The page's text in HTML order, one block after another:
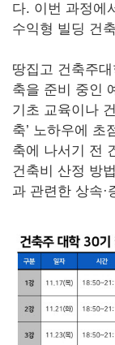
다. 이번 과정에
수익형 빌딩 건
땅집고 건축주
축을 준비 중인
기초 교육이나
축’ 노하우에 초
축에 나서기 전
건축비 산정 방
과 관련한 상속·